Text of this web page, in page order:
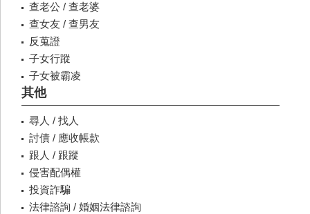
查老公 / 查老婆
查女友 / 查男友
反蒐證
子女行蹤
子女被霸凌
其他
尋人 / 找人
討債 / 應收帳款
跟人 / 跟蹤
侵害配偶權
投資詐騙
法律諮詢 / 婚姻法律諮詢